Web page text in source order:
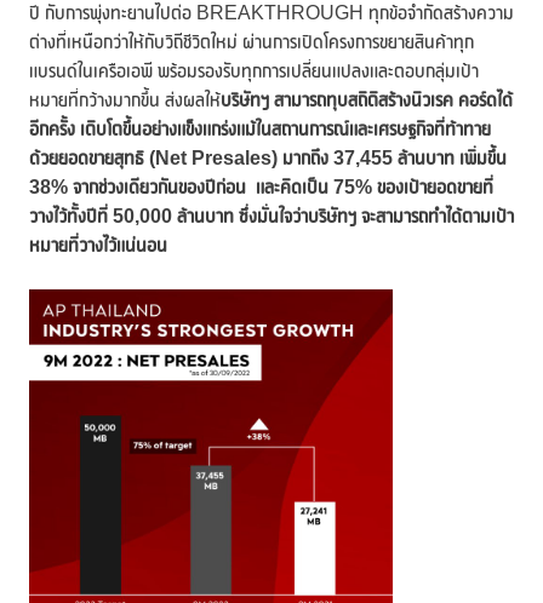
ปี กับการพุ่งทะยานไปต่อ BREAKTHROUGH ทุกข้อจำกัดสร้างความ
ต่างที่เหนือกว่าให้กับวิถีชีวิตใหม่ ผ่านการเปิดโครงการขยายสินค้าทุก
แบรนด์ในเครือเอพี พร้อมรองรับทุกการเปลี่ยนแปลงและตอบกลุ่มเป้า
หมายที่กว้างมากขึ้น ส่งผลให้บริษัทฯ สามารถทุบสถิติสร้างนิวเรค คอร์ดได้
อีกครั้ง เติบโตขึ้นอย่างแข็งแกร่งแม้ในสถานการณ์และเศรษฐกิจที่ท้าทาย
ด้วยยอดขายสุทธิ (Net Presales) มากถึง 37,455 ล้านบาท เพิ่มขึ้น
38% จากช่วงเดียวกันของปีก่อน และคิดเป็น 75% ของเป้ายอดขายที่
วางไว้ทั้งปีที่ 50,000 ล้านบาท ซึ่งมั่นใจว่าบริษัทฯ จะสามารถทำได้ตามเป้า
หมายที่วางไว้แน่นอน